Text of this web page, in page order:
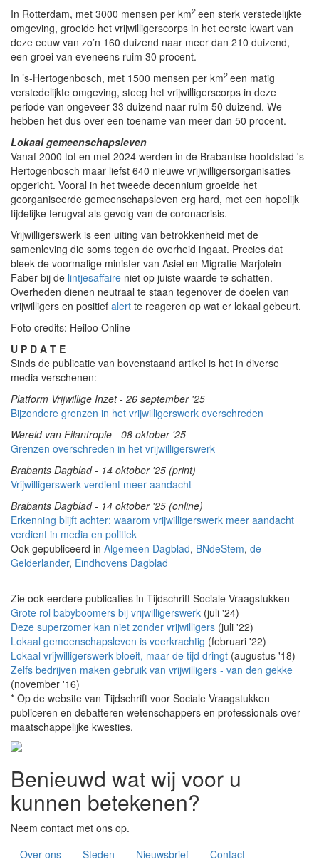
In Rotterdam, met 3000 mensen per km2 een sterk verstedelijkte
omgeving, groeide het vrijwilligerscorps in het eerste kwart van
deze eeuw van zo’n 160 duizend naar meer dan 210 duizend,
een groei van eveneens ruim 30 procent.
In ’s-Hertogenbosch, met 1500 mensen per km2 een matig
verstedelijkte omgeving, steeg het vrijwilligerscorps in deze
periode van ongeveer 33 duizend naar ruim 50 duizend. We
hebben het dus over een toename van meer dan 50 procent.
Lokaal gemeenschapsleven
Vanaf 2000 tot en met 2024 werden in de Brabantse hoofdstad 's-
Hertogenbosch maar liefst 640 nieuwe vrijwilligersorganisaties
opgericht. Vooral in het tweede decennium groeide het
georganiseerde gemeenschapsleven erg hard, met een hopelijk
tijdelijke terugval als gevolg van de coronacrisis.
Vrijwilligerswerk is een uiting van betrokkenheid met de
samenleving die soms tegen de overheid ingaat. Precies dat
bleek de voormalige minister van Asiel en Migratie Marjolein
Faber bij de lintjesaffaire niet op juiste waarde te schatten.
Overheden dienen neutraal te staan tegenover de doelen van
vrijwilligers en positief alert te reageren op wat er lokaal gebeurt.
Foto credits: Heiloo Online
U P D A T E
Sinds de publicatie van bovenstaand artikel is het in diverse
media verschenen:
Platform Vrijwillige Inzet - 26 september '25
Bijzondere grenzen in het vrijwilligerswerk overschreden
Wereld van Filantropie - 08 oktober '25
Grenzen overschreden in het vrijwilligerswerk
Brabants Dagblad - 14 oktober '25 (print)
Vrijwilligerswerk verdient meer aandacht
Brabants Dagblad - 14 oktober '25 (online)
Erkenning blijft achter: waarom vrijwilligerswerk meer aandacht
verdient in media en politiek
Ook gepubliceerd in Algemeen Dagblad, BNdeStem, de
Gelderlander, Eindhovens Dagblad
Zie ook eerdere publicaties in Tijdschrift Sociale Vraagstukken
Grote rol babyboomers bij vrijwilligerswerk (juli '24)
Deze superzomer kan niet zonder vrijwilligers (juli '22)
Lokaal gemeenschapsleven is veerkrachtig (februari '22)
Lokaal vrijwilligerswerk bloeit, maar de tijd dringt (augustus '18)
Zelfs bedrijven maken gebruik van vrijwilligers - van den gekke
(november '16)
* Op de website van Tijdschrift voor Sociale Vraagstukken
publiceren en debatteren wetenschappers en professionals over
maatschappelijke kwesties.
Benieuwd wat wij voor u
kunnen betekenen?
Neem contact met ons op.
Over ons
Steden Nieuwsbrief
Contact